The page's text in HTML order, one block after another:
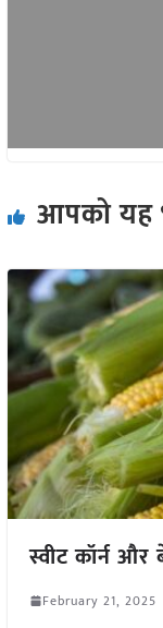
आपको यह
स्वीट कॉर्न
February 21, 2025